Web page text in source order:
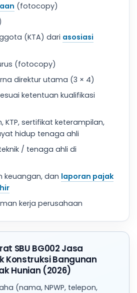
(fotocopy)
(KTA) dari asosiasi
(fotocopy)
direktur utama (3 × 4)
ketentuan kualifikasi
KTP, sertifikat keterampilan,
hidup tenaga ahli
/ tenaga ahli di
keuangan, dan laporan pajak
kerja perusahaan
SBU BG002 Jasa
Konstruksi Bangunan
Hunian (2026)
(nama, NPWP, telepon,